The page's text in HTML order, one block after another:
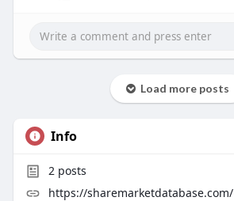
Load more posts
Info
2posts
https://sharemarketdatabase.com/